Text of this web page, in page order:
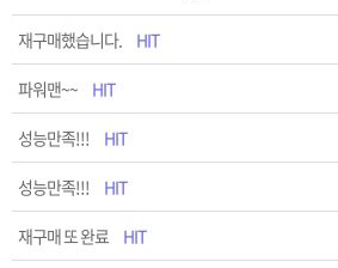
재구매했습니다. HIT
파워맨~~ HIT
성능만족!!! HIT
성능만족!!! HIT
재구매 또 완료 HIT